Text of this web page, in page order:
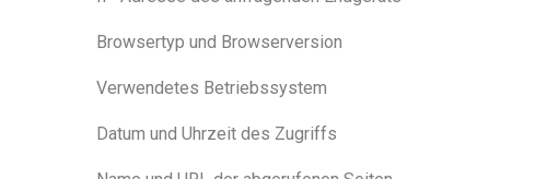
Browsertyp und Browserversion
Verwendetes Betriebssystem
Datum und Uhrzeit des Zugriffs